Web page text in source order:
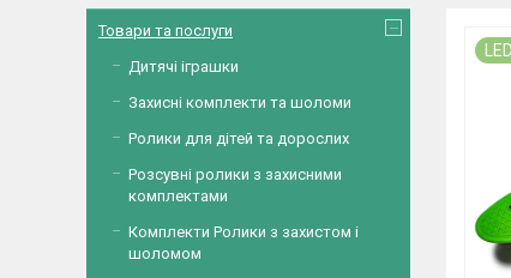
Товари та послуги
Дитячі іграшки
Захисні комплекти та шоломи
Ролики для дітей та дорослих
Розсувні ролики з захисними
комплектами
Комплекти Ролики з захистом і
шоломом